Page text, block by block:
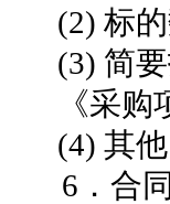
(2) 标
(3) 简
《采
(4) 其
6．合